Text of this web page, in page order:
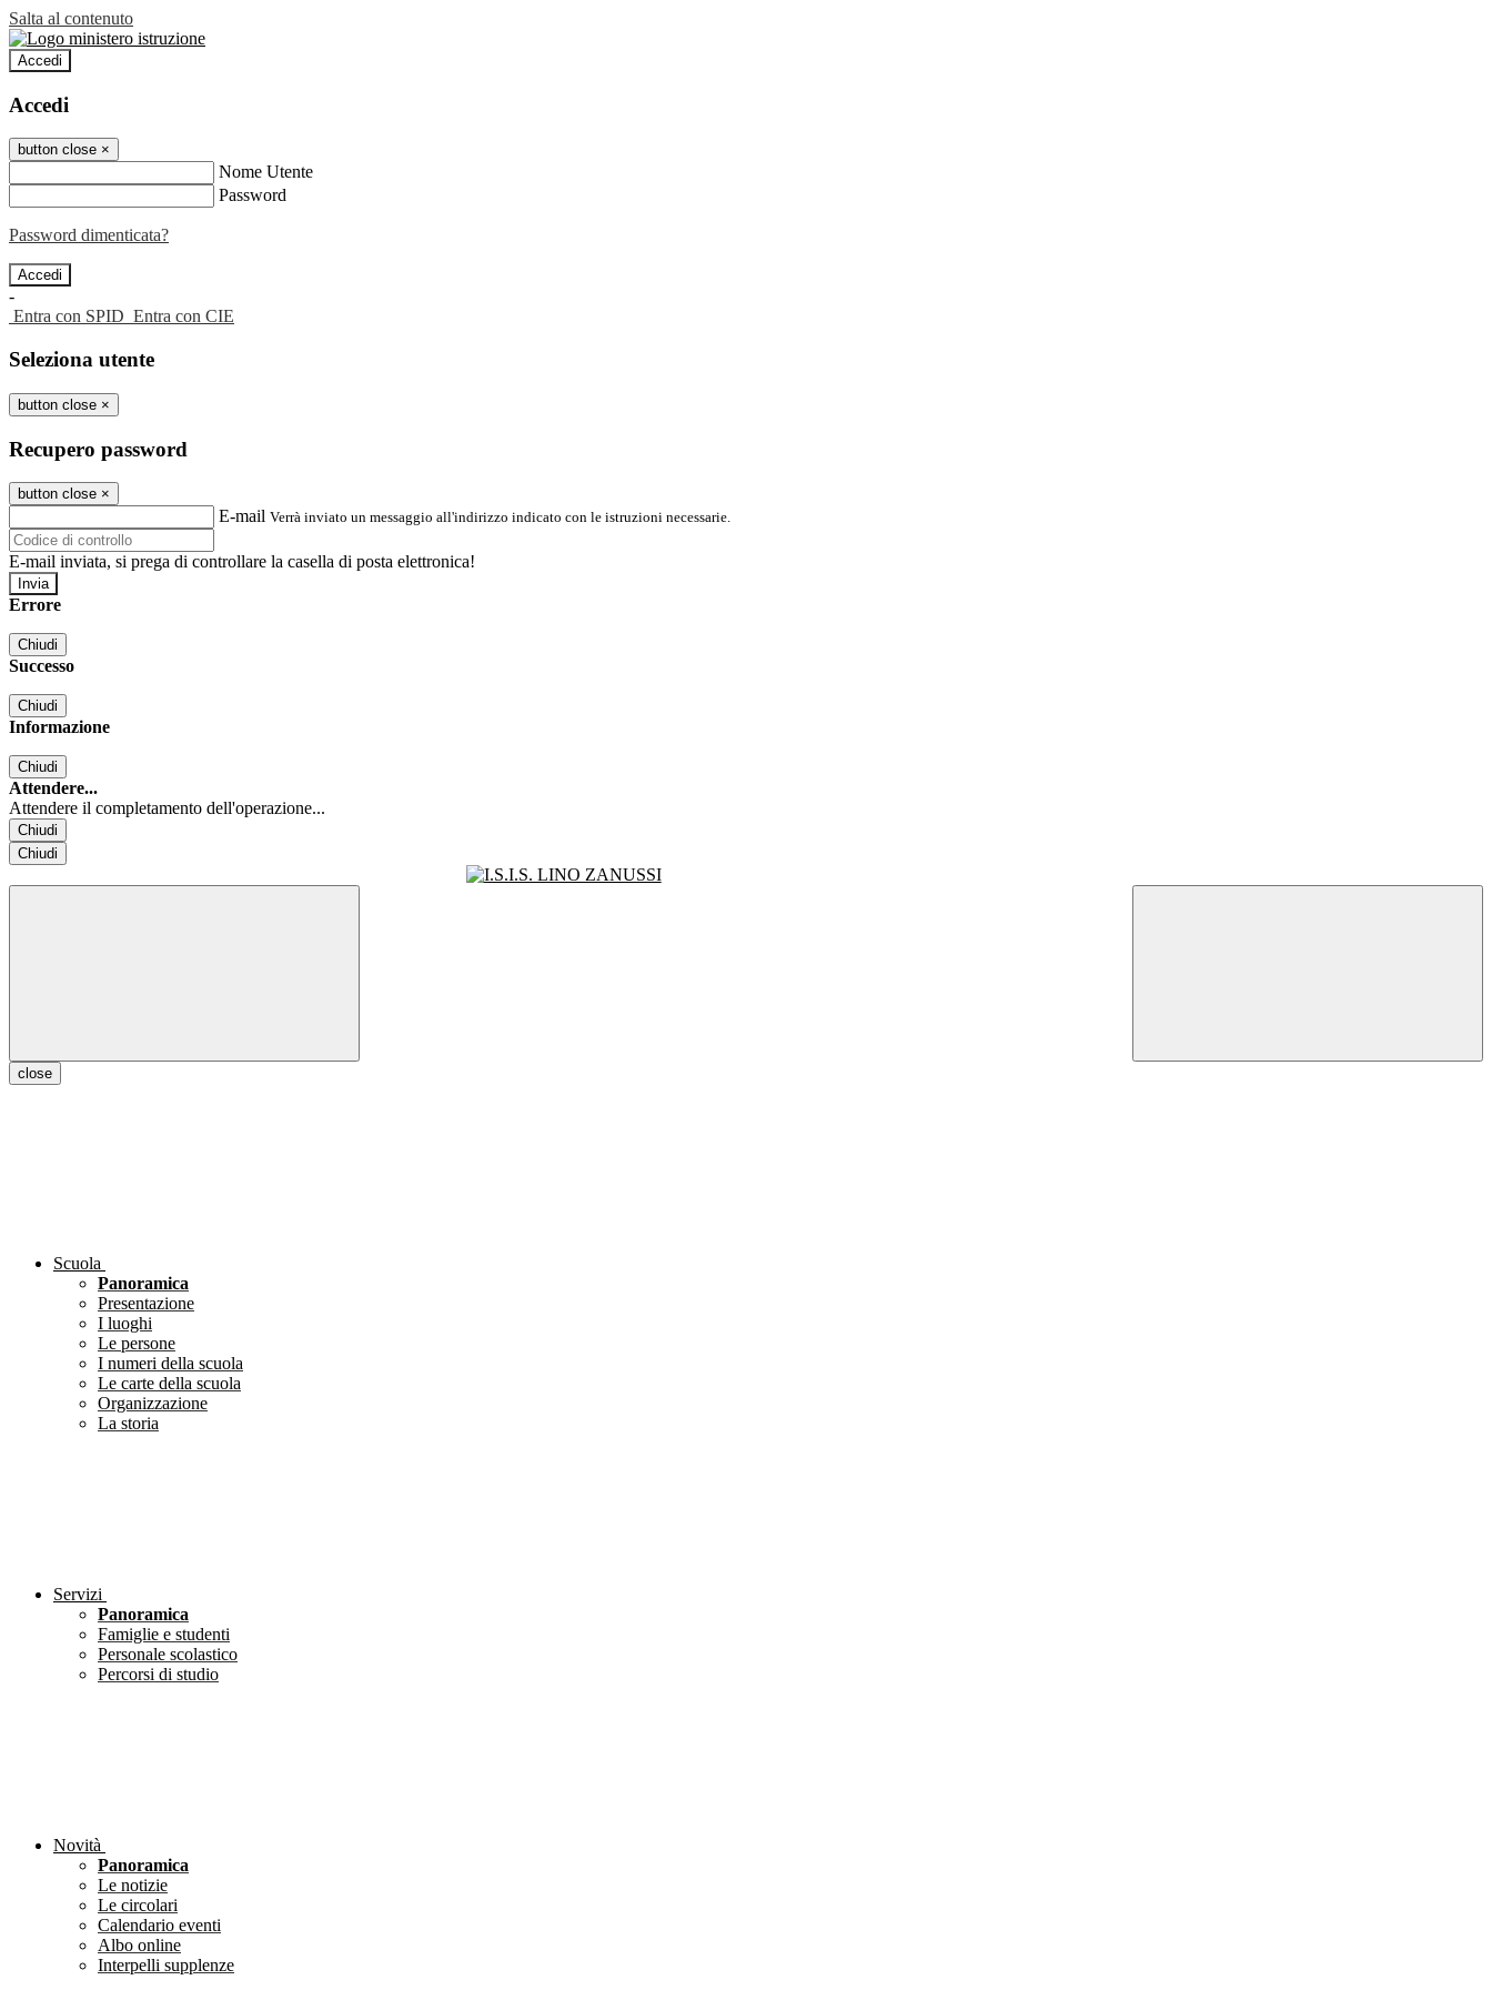
Salta al contenuto
Accedi
Accedi
button close ×
Nome Utente
Password
Password dimenticata?
-
Entra con SPID Entra con CIE
Seleziona utente
button close ×
Recupero password
button close ×
E-mail Verrà inviato un messaggio all'indirizzo indicato con le istruzioni necessarie.
E-mail inviata, si prega di controllare la casella di posta elettronica!
Errore
Chiudi
Successo
Chiudi
Informazione
Chiudi
Attendere...
Attendere il completamento dell'operazione...
Chiudi
Chiudi
close
Scuola
Panoramica
Presentazione
I luoghi
Le persone
I numeri della scuola
Le carte della scuola
Organizzazione
La storia
Servizi
Panoramica
Famiglie e studenti
Personale scolastico
Percorsi di studio
Novità
Panoramica
Le notizie
Le circolari
Calendario eventi
Albo online
Interpelli supplenze